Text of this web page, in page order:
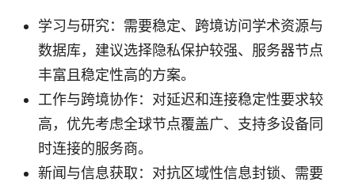
学习与研究：需要稳定、跨境访问学术资源与
数据库，建议选择隐私保护较强、服务器节点
丰富且稳定性高的方案。
工作与跨境协作：对延迟和连接稳定性要求较
高，优先考虑全球节点覆盖广、支持多设备同
时连接的服务商。
新闻与信息获取：对抗区域性信息封锁、需要